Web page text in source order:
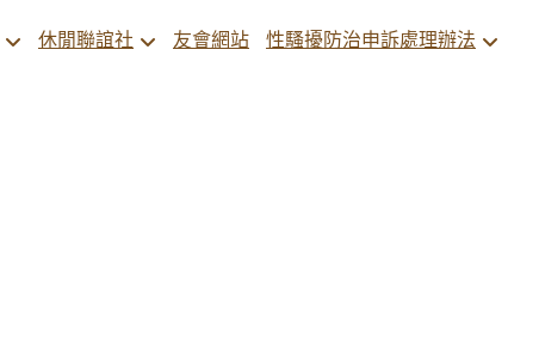
休閒聯誼社 友會網站 性騷擾防治申訴處理辦法